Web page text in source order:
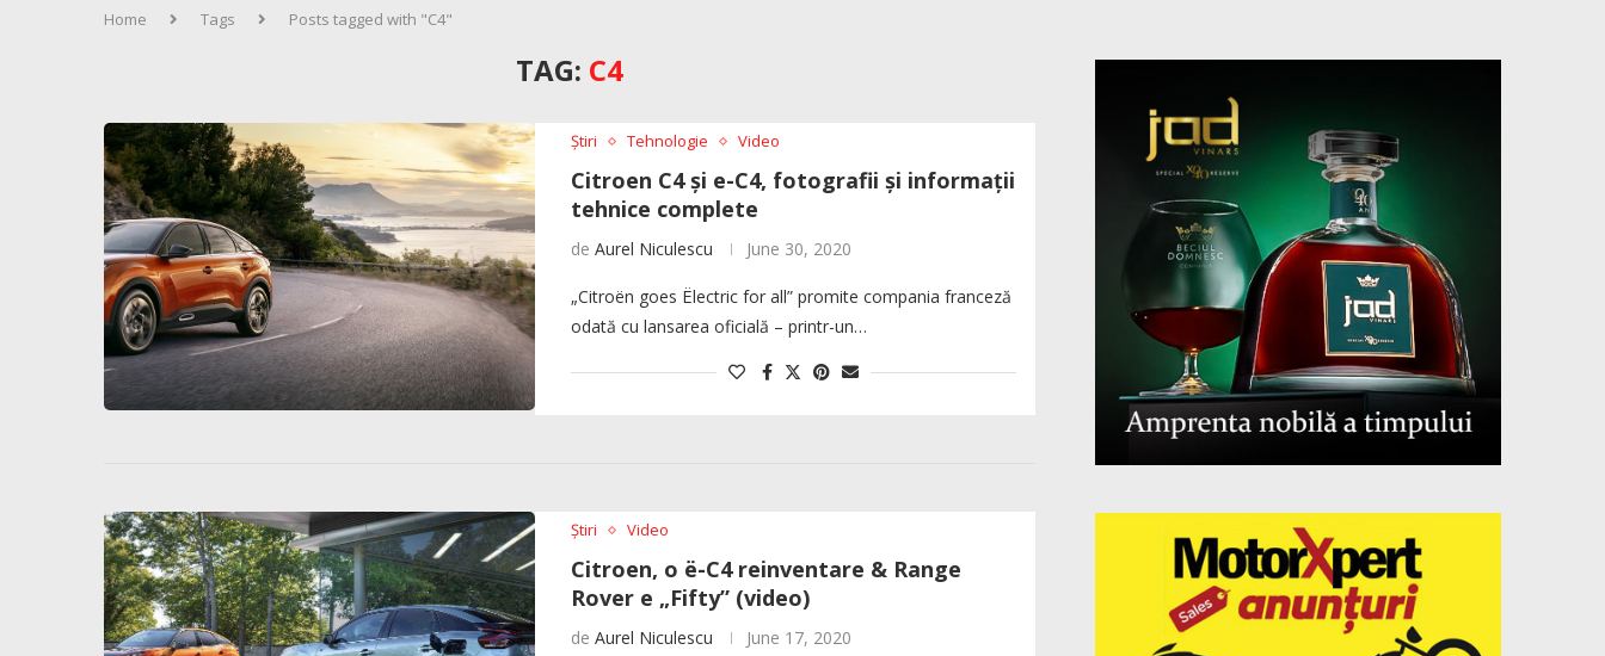
Home Tags Posts tagged with "C4"
TAG: C4
Știri Tehnologie Video
Citroen C4 și e-C4, fotografii și informații
tehnice complete
de Aurel Niculescu June 30, 2020
„Citroën goes Ëlectric for all” promite compania franceză
odată cu lansarea oficială – printr-un…
Știri Video
Citroen, o ë-C4 reinventare & Range
Rover e „Fifty” (video)
de Aurel Niculescu June 17, 2020